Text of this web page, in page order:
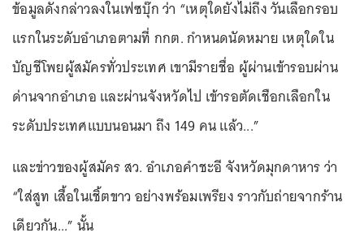
ข้อมูลดังกล่าวลงในเฟซบุ๊ก ว่า “เหตุใดยังไม่ถึง วันเลือกรอบ
แรกในระดับอําเภอตามที่ กกต. กําหนดนัดหมาย เหตุใดใน
บัญชีโพยผู้สมัครทั่วประเทศ เขามีรายชื่อ ผู้ผ่านเข้ารอบผ่าน
ด่านจากอําเภอ และผ่านจังหวัดไป เข้ารอตัดเชือกเลือกใน
ระดับประเทศแบบนอนมา ถึง 149 คน แล้ว...”
และข่าวของผู้สมัคร สว. อําเภอคําชะอี จังหวัดมุกดาหาร ว่า
“ใส่สูท เสื้อในเชิ้ตขาว อย่างพร้อมเพรียง ราวกับถ่ายจากร้าน
เดียวกัน...” นั้น